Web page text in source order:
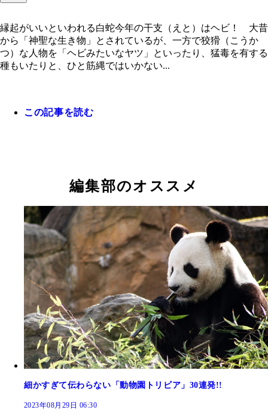
アミメニシキヘビ
ー）
縁起がいいといわれる白蛇今年の干支（えと）はヘビ！ 大昔
から「神聖な生き物」とされているが、一方で狡猾（こうか
つ）な人物を「ヘビみたいなヤツ」といったり、猛毒を有する
種もいたりと、ひと筋縄ではいかない...
この記事を読む
編集部のオススメ
細かすぎて伝わらない「動物園トリビア」30連発!!
2023年08月29日 06:30